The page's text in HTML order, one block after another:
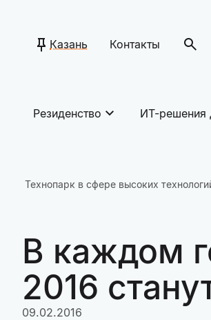
Казань Контакты
Резиденство ИТ-решения
Технопарк в сфере высоких
В каждом
2016
09.02.2016